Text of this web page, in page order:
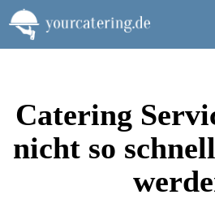
Zum
Inhalt
springen
Catering
nicht so